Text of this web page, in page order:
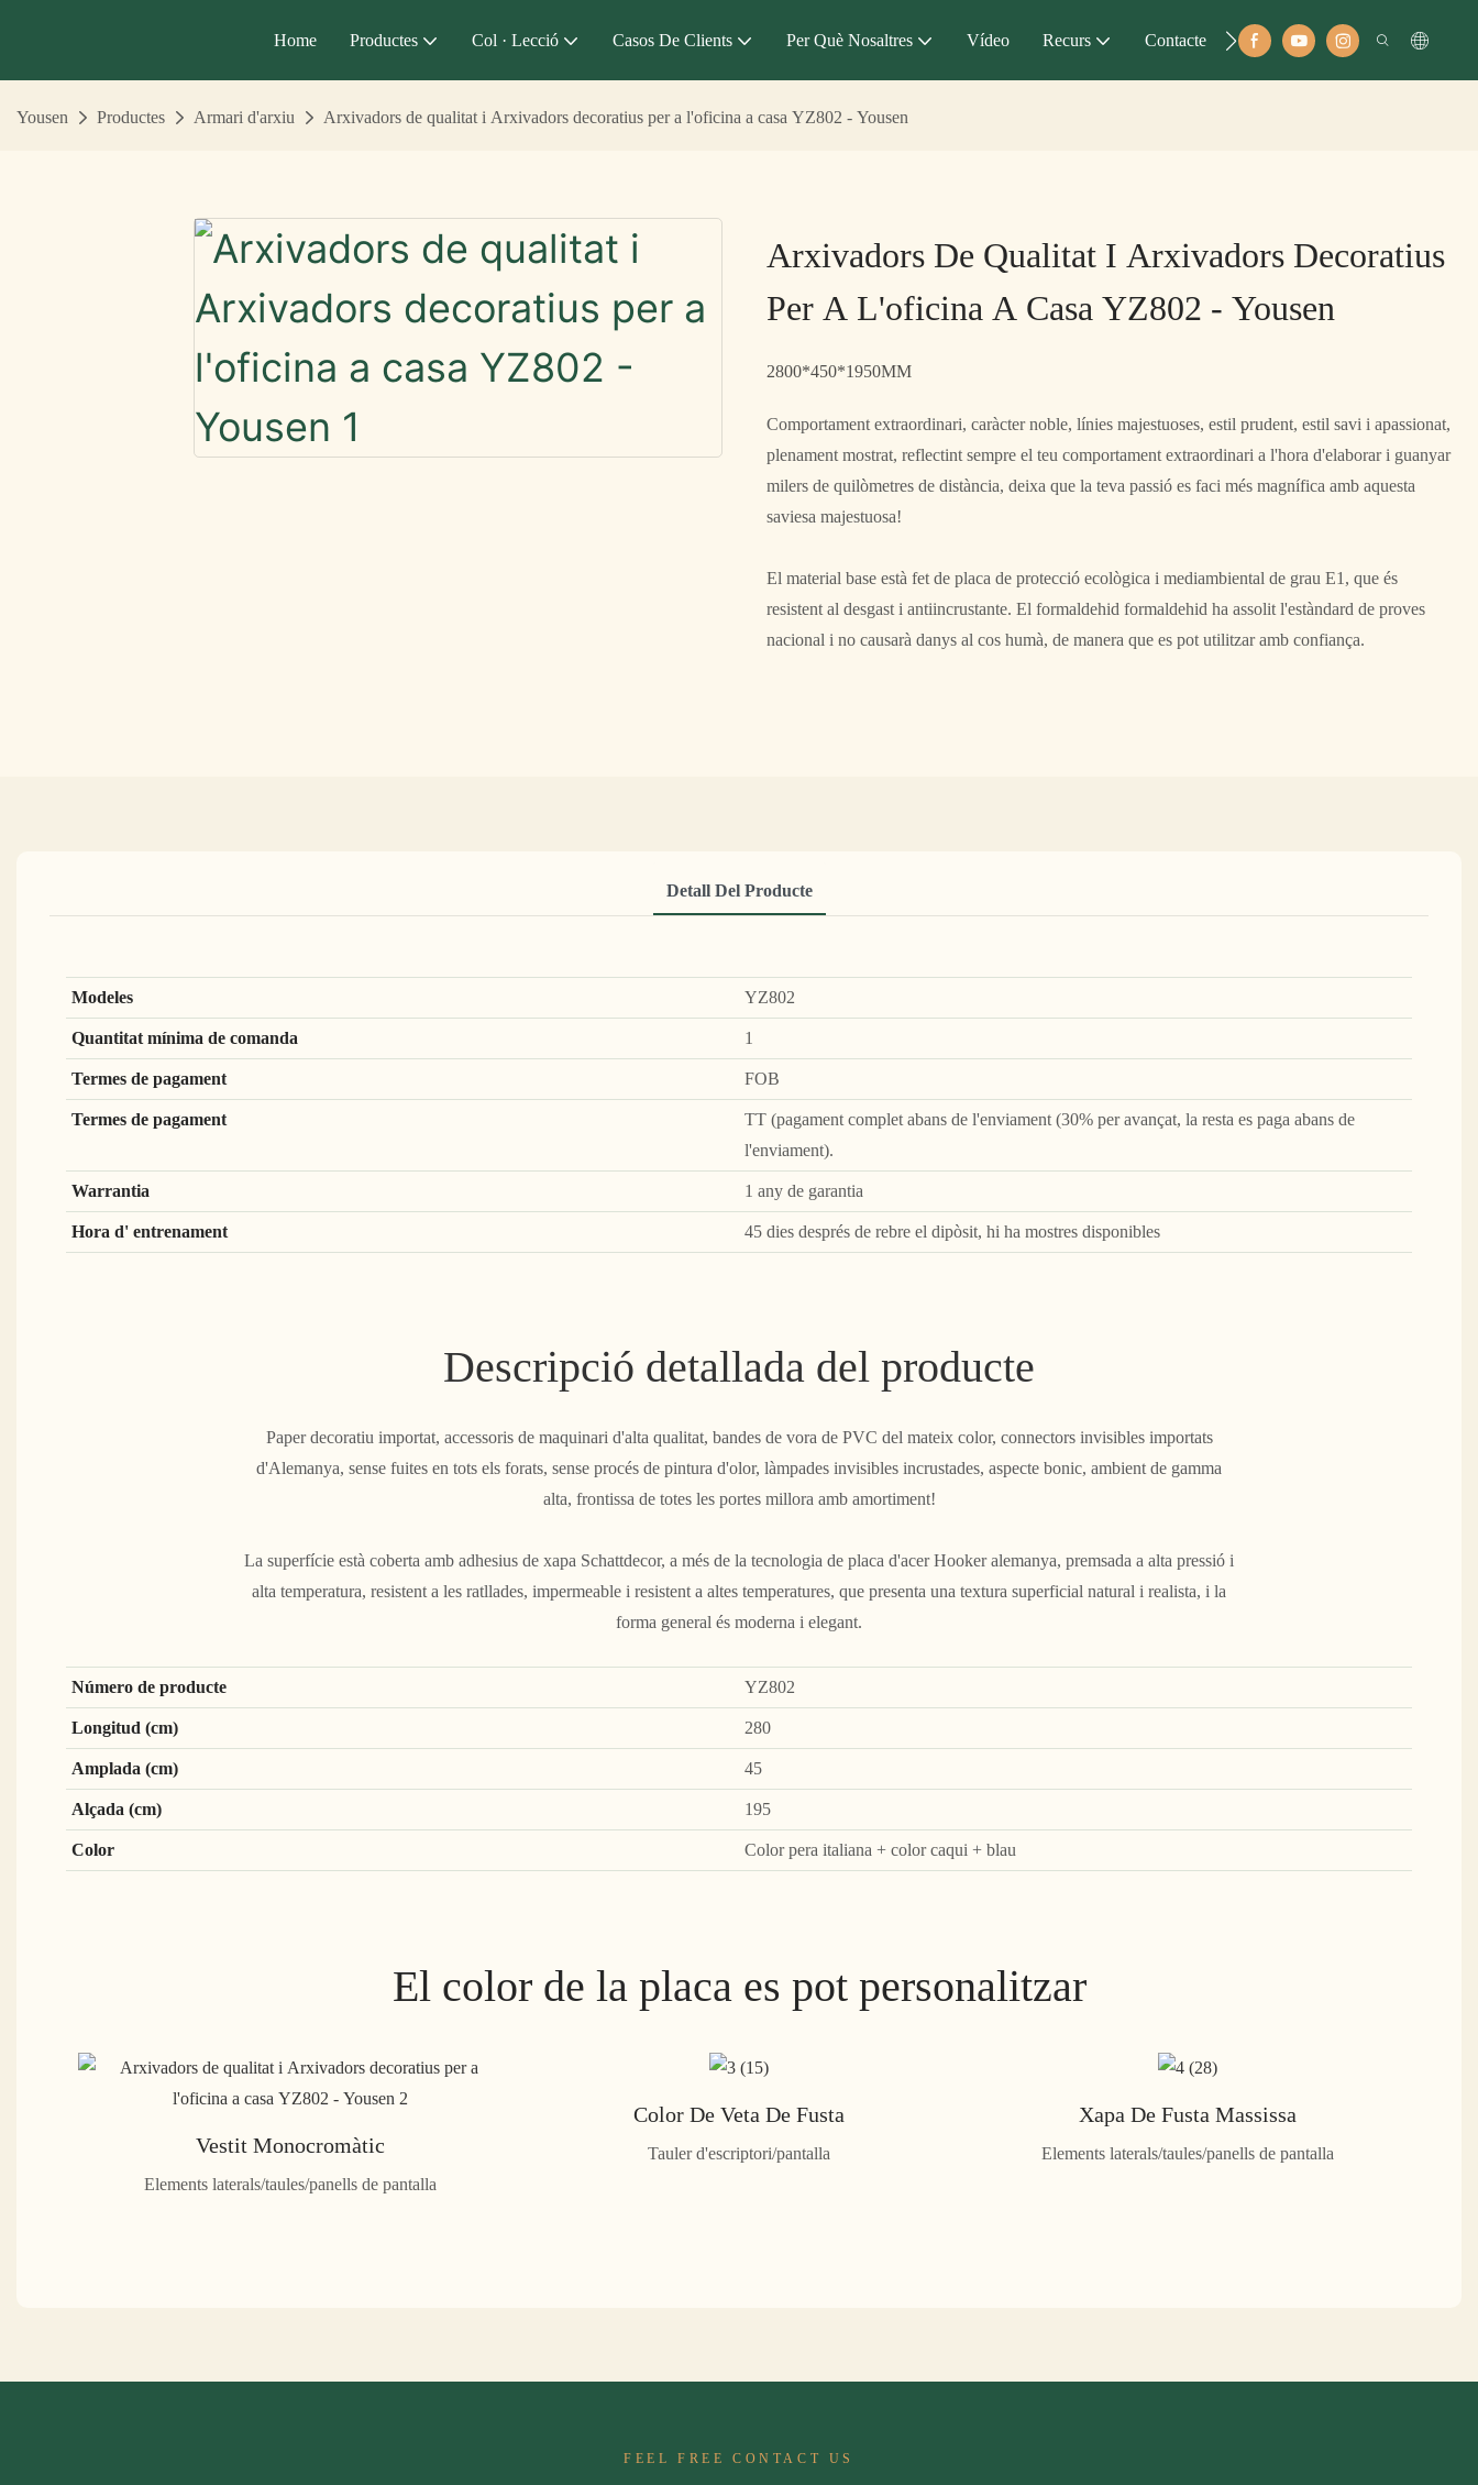
Home Productes Col · Lecció Casos De Clients Per Què Nosaltres Vídeo Recurs Contacte
Yousen Productes Armari d'arxiu Arxivadors de qualitat i Arxivadors decoratius per a l'oficina a casa YZ802 - Yousen
Arxivadors De Qualitat I Arxivadors Decoratius
Per A L'oficina A Casa YZ802 - Yousen
2800*450*1950MM
Comportament extraordinari, caràcter noble, línies majestuoses, estil prudent, estil savi i apassionat,
plenament mostrat, reflectint sempre el teu comportament extraordinari a l'hora d'elaborar i guanyar
milers de quilòmetres de distància, deixa que la teva passió es faci més magnífica amb aquesta
saviesa majestuosa!
El material base està fet de placa de protecció ecològica i mediambiental de grau E1, que és
resistent al desgast i antiincrustante. El formaldehid formaldehid ha assolit l'estàndard de proves
nacional i no causarà danys al cos humà, de manera que es pot utilitzar amb confiança.
Detall Del Producte
Modeles
YZ802
Quantitat mínima de comanda
1
Termes de pagament
FOB
Termes de pagament
TT (pagament complet abans de l'enviament (30% per avançat, la resta es paga abans de
l'enviament).
Warrantia
1 any de garantia
Hora d' entrenament
45 dies després de rebre el dipòsit, hi ha mostres disponibles
Descripció detallada del producte
Paper decoratiu importat, accessoris de maquinari d'alta qualitat, bandes de vora de PVC del mateix color, connectors invisibles importats
d'Alemanya, sense fuites en tots els forats, sense procés de pintura d'olor, làmpades invisibles incrustades, aspecte bonic, ambient de gamma
alta, frontissa de totes les portes millora amb amortiment!
La superfície està coberta amb adhesius de xapa Schattdecor, a més de la tecnologia de placa d'acer Hooker alemanya, premsada a alta pressió i
alta temperatura, resistent a les ratllades, impermeable i resistent a altes temperatures, que presenta una textura superficial natural i realista, i la
forma general és moderna i elegant.
Número de producte
YZ802
Longitud (cm)
280
Amplada (cm)
45
Alçada (cm)
195
Color
Color pera italiana + color caqui + blau
El color de la placa es pot personalitzar
Vestit Monocromàtic
Elements laterals/taules/panells de pantalla
Color De Veta De Fusta
Tauler d'escriptori/pantalla
Xapa De Fusta Massissa
Elements laterals/taules/panells de pantalla
FEEL FREE CONTACT US